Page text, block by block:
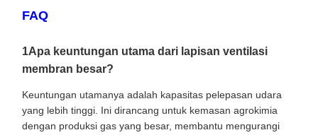
FAQ
1Apa keuntungan utama dari lapisan ventilasi
membran besar?
Keuntungan utamanya adalah kapasitas pelepasan udara
yang lebih tinggi. Ini dirancang untuk kemasan agrokimia
dengan produksi gas yang besar, membantu mengurangi